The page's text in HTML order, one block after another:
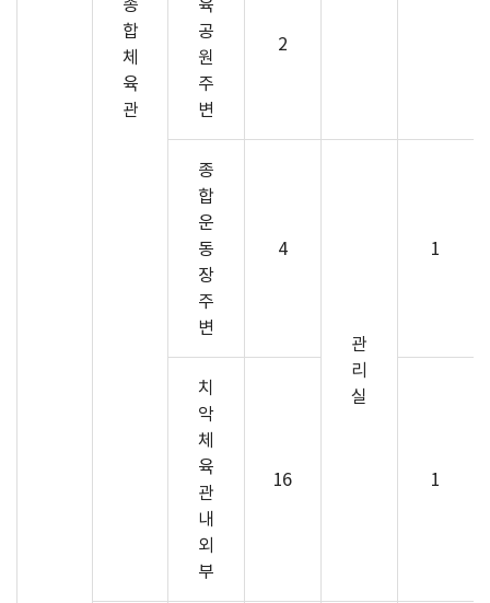
종
합
체
육
관
육
공
원
주
변
2
종
합
운
동
장
주
변
4
관
리
실
1
치
악
체
육
관
내
외
부
16 1